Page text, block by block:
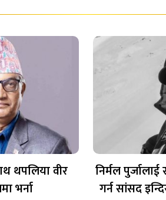
थपलिया वीर
भर्ना
निर्मल पुर्जालाई
गर्न सांसद